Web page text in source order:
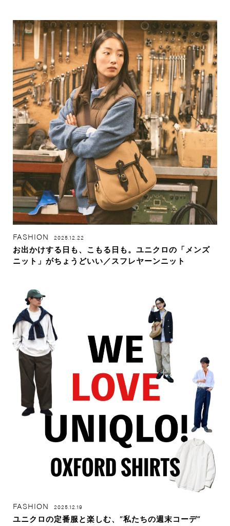
FASHION 2025.12.22
お出かけする日も、こもる日も。ユニクロの「メンズ
ニット」がちょうどいい／スフレヤーンニット
FASHION 2025.12.19
ユニクロの定番服と楽しむ、“私たちの週末コーデ”